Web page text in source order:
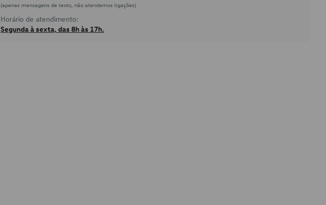
(apenas mensagens de texto, não atendemos ligações)
Horário de atendimento:
Segunda à sexta, das 8h às 17h.